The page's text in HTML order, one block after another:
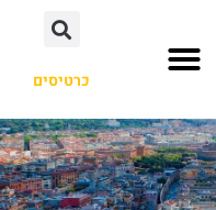
כרטיסים